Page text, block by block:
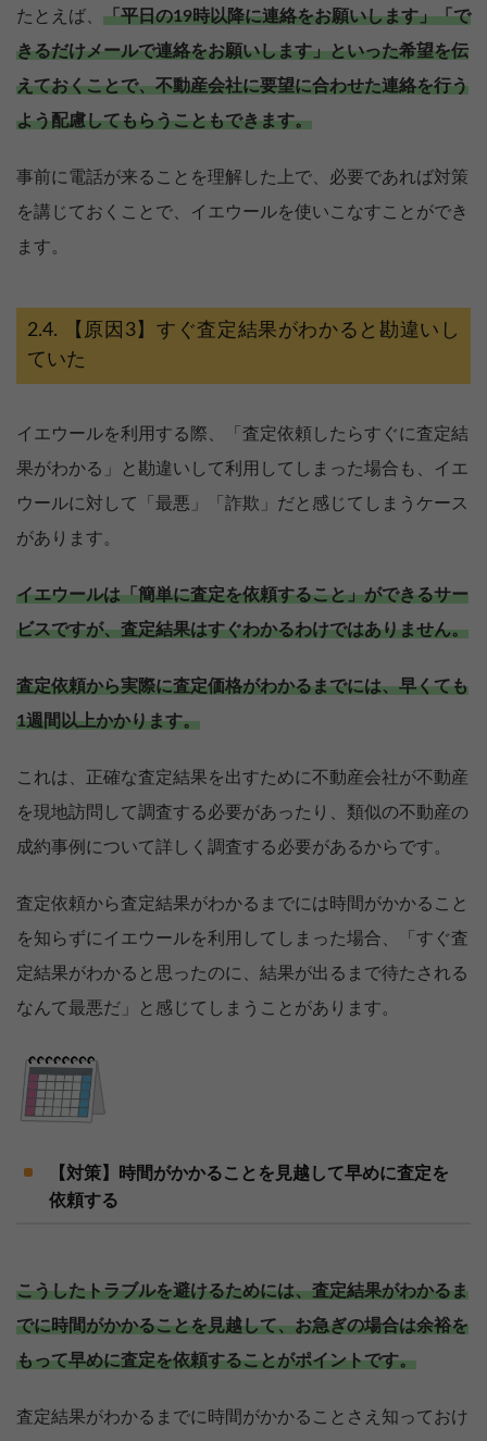
たとえば、 「平日の19時以降に連絡をお願いします」「で
きるだけメールで連絡をお願いします」といった希望を伝
えておくことで、不動産会社に要望に合わせた連絡を行う
よう配慮してもらうこともできます。
事前に電話が来ることを理解した上で、必要であれば対策
を講じておくことで、イエウールを使いこなすことができ
ます。
【原因3】すぐ査定結果がわかると勘違いし
ていた
イエウールを利用する際、「査定依頼したらすぐに査定結
果がわかる」と勘違いして利用してしまった場合も、イエ
ウールに対して「最悪」「詐欺」だと感じてしまうケース
があります。
イエウールは「簡単に査定を依頼すること」ができるサー
ビスですが、査定結果はすぐわかるわけではありません。
査定依頼から実際に査定価格がわかるまでには、早くても
1週間以上かかります。
これは、正確な査定結果を出すために不動産会社が不動産
を現地訪問して調査する必要があったり、類似の不動産の
成約事例について詳しく調査する必要があるからです。
査定依頼から査定結果がわかるまでには時間がかかること
を知らずにイエウールを利用してしまった場合、「すぐ査
定結果がわかると思ったのに、結果が出るまで待たされる
なんて最悪だ」と感じてしまうことがあります。
【対策】時間がかかることを見越して早めに査定を
依頼する
こうしたトラブルを避けるためには、査定結果がわかるま
でに時間がかかることを見越して、お急ぎの場合は余裕を
もって早めに査定を依頼することがポイントです。
査定結果がわかるまでに時間がかかることさえ知っておけ